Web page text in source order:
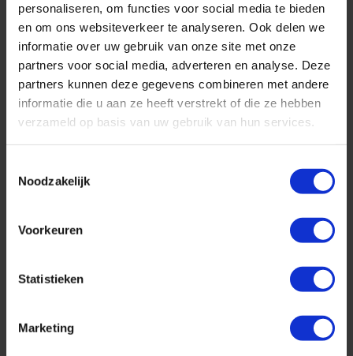
personaliseren, om functies voor social media te bieden
en om ons websiteverkeer te analyseren. Ook delen we
informatie over uw gebruik van onze site met onze
partners voor social media, adverteren en analyse. Deze
partners kunnen deze gegevens combineren met andere
informatie die u aan ze heeft verstrekt of die ze hebben
verzameld op basis van uw gebruik van hun services.
Noodzakelijk
Voorkeuren
Statistieken
Marketing
Wat kost een cruise naar Noorwegen?
Lees dit artikel
Top 10 cruise bestemmingen
Lees dit artikel